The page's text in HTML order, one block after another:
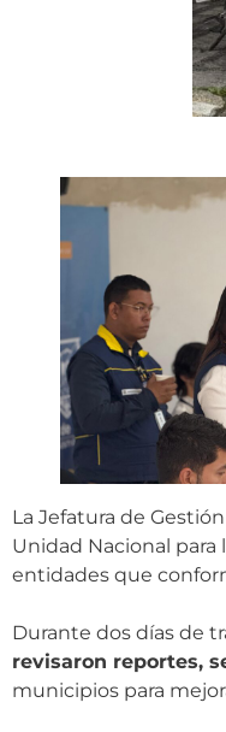
La Jefatura de
Unidad Nacional para
entidades que
Durante dos días de
revisaron reportes,
municipios para